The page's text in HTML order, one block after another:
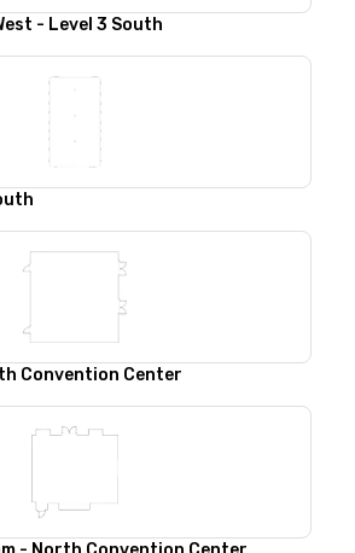
- Level 3 South
Convention Center